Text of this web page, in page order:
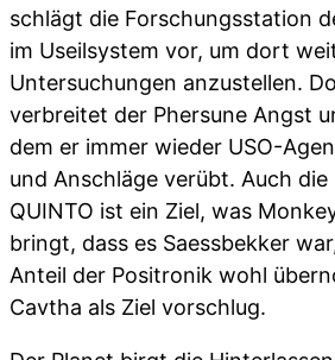
schlägt die Forschungsstation
im Useilsystem vor, um dort
Untersuchungen anzustellen.
verbreitet der Phersune Angst
dem er immer wieder USO-
und Anschläge verübt. Auch
QUINTO ist ein Ziel, was
bringt, dass es Saessbekker
Anteil der Positronik wohl
Cavtha als Ziel vorschlug.